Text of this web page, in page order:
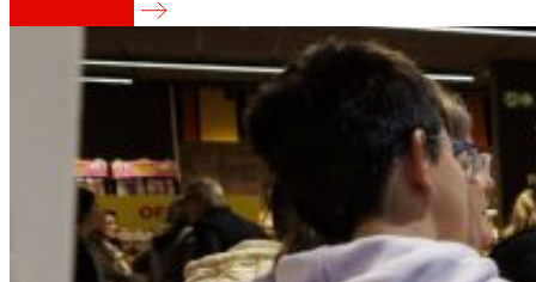
Així som
Tot el nostre ADN: un viatge per la missió, la
Cooperativa